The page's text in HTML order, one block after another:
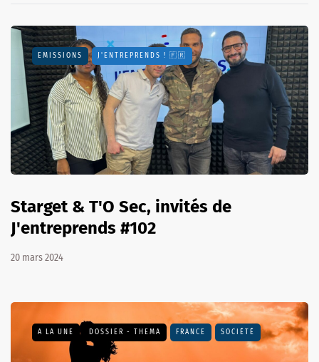
EMISSIONS J'ENTREPRENDS ! 🇫🇷
Starget & T'O Sec, invités de
J'entreprends #102
20 mars 2024
A LA UNE DOSSIER - THEMA FRANCE SOCIÉTÉ